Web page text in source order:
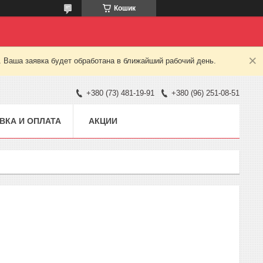
Кошик
заявка будет обработана в ближайший рабочий день.
+380 (73) 481-19-91 +380 (96) 251-08-51
И ОПЛАТА АКЦИИ